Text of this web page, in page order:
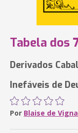
Tabela dos
Derivados
Inefáveis de
Por Blaise de